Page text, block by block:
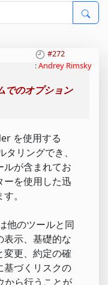
#272
:Andrey Rimsky
のオプション
を使用する
リングでき、
ルが含まれてお
ーを使用した迅
。
他のツールと同
表示、基礎的な
変更、約定の確
基づくリスクの
から行うことが